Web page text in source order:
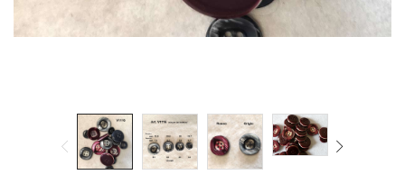
Calze collant donna (24)
Cappelli (16)
filati cucirini e affini (9)
Fodere (5)